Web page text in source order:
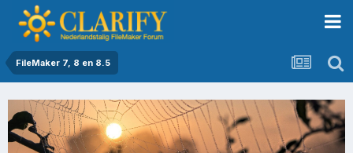
FileMaker 7, 8 en 8.5